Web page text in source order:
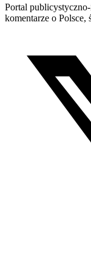
Portal
komentarze o